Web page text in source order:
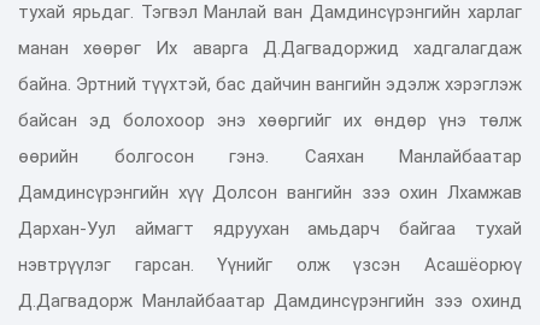
тухай ярьдаг. Тэгвэл Манлай ван Дамдинсүрэнгийн харлаг
манан хөөрөг Их аварга Д.Дагвадоржид хадгалагдаж
байна. Эртний түүхтэй, бас дайчин вангийн эдэлж хэрэглэж
байсан эд болохоор энэ хөөргийг их өндөр үнэ төлж
өөрийн болгосон гэнэ. Саяхан Манлайбаатар
Дамдинсүрэнгийн хүү Долсон вангийн зээ охин Лхамжав
Дархан-Уул аймагт ядруухан амьдарч байгаа тухай
нэвтрүүлэг гарсан. Үүнийг олж үзсэн Асашёорюү
Д.Дагвадорж Манлайбаатар Дамдинсүрэнгийн зээ охинд